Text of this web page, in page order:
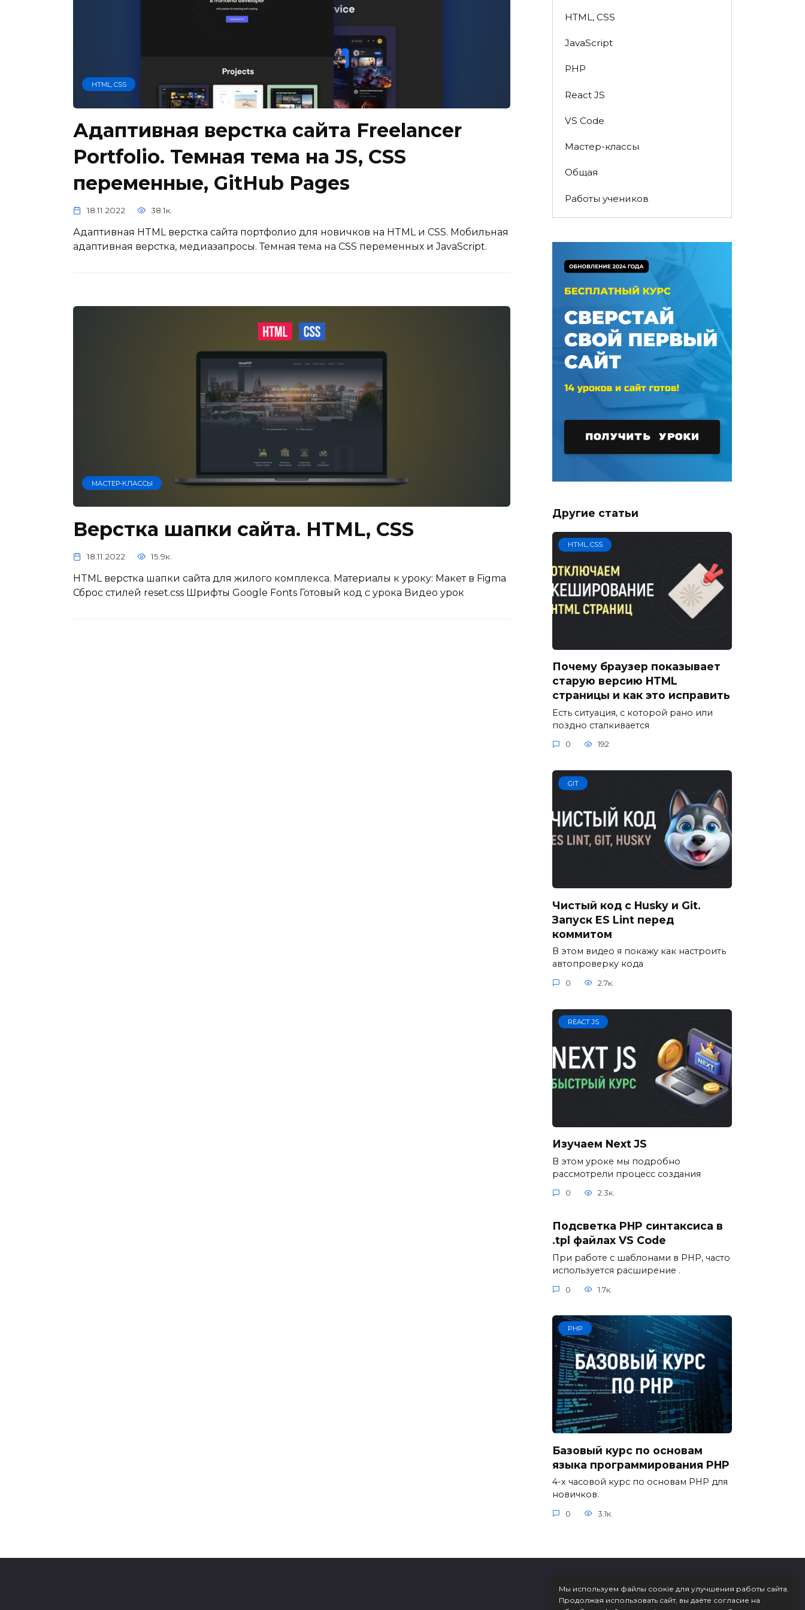
Мы используем файлы соокіе для улучшения работы сайта.
Продолжая использовать сайт, вы даёте согласие на
HTML, CSS
Адаптивная верстка сайта Freelancer
Portfolio. Темная тема на JS, CSS
переменные, GitHub Pages
18.11.2022 38.1к.
Адаптивная HTML верстка сайта портфолио для новичков на HTML и CSS. Мобильная
адаптивная верстка, медиазапросы. Темная тема на CSS переменных и JavaScript.
МАСТЕР-КЛАССЫ
Верстка шапки сайта. HTML, CSS
18.11.2022 15.9к.
HTML верстка шапки сайта для жилого комплекса. Материалы к уроку: Макет в Figma
Сброс стилей reset.css Шрифты Google Fonts Готовый код с урока Видео урок
HTML, CSS
JavaScript
PHP
React JS
VS Code
Мастер-классы
Общая
Работы учеников
Другие статьи
HTML, CSS
Почему браузер показывает
старую версию HTML
страницы и как это исправить
Есть ситуация, с которой рано или
поздно сталкивается
0 192
GIT
Чистый код с Husky и Git.
Запуск ES Lint перед
коммитом
В этом видео я покажу как настроить
автопроверку кода
0 2.7к.
REACT JS
Изучаем Next JS
В этом уроке мы подробно
рассмотрели процесс создания
0 2.3к.
Подсветка PHP синтаксиса в
.tpl файлах VS Code
При работе с шаблонами в PHP, часто
используется расширение .
0 1.7к.
PHP
Базовый курс по основам
языка программирования PHP
4-х часовой курс по основам PHP для
новичков.
0 3.1к.